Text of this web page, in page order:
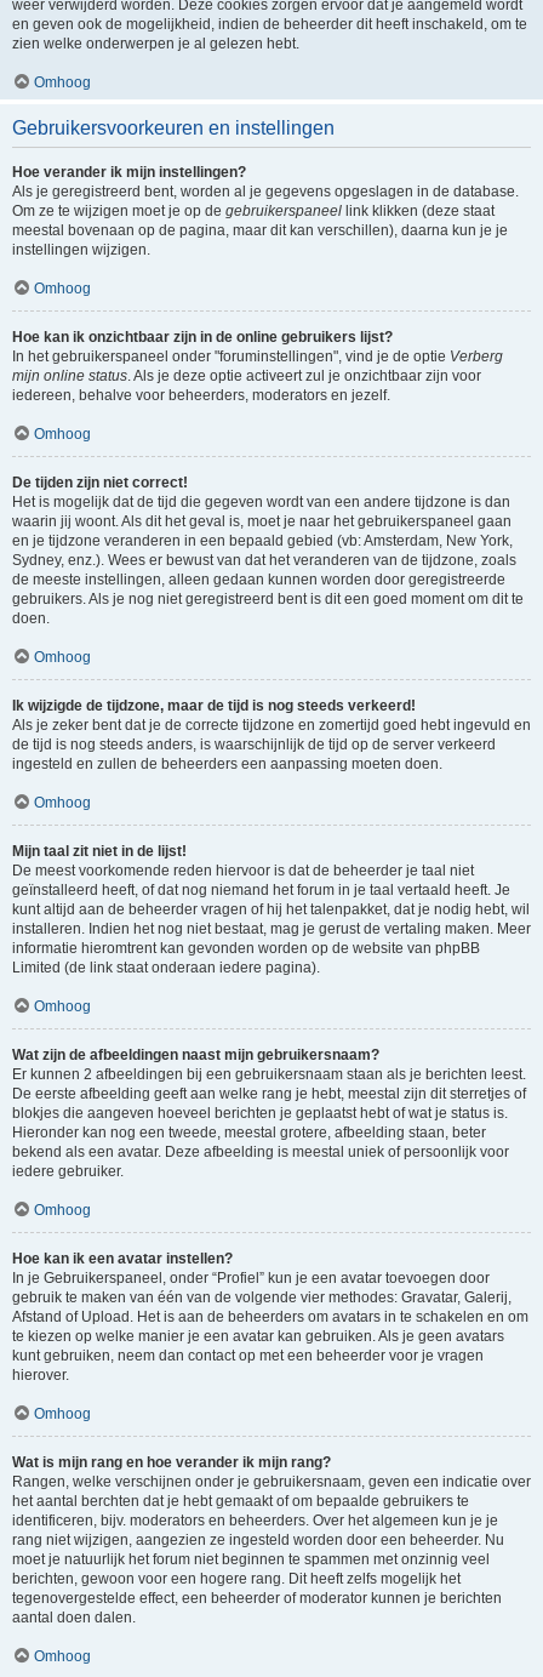
weer verwijderd worden. Deze cookies zorgen ervoor dat je aangemeld wordt
en geven ook de mogelijkheid, indien de beheerder dit heeft inschakeld, om te
zien welke onderwerpen je al gelezen hebt.
Omhoog
Gebruikersvoorkeuren en instellingen
Hoe verander ik mijn instellingen?
Als je geregistreerd bent, worden al je gegevens opgeslagen in de database.
Om ze te wijzigen moet je op de gebruikerspaneel link klikken (deze staat
meestal bovenaan op de pagina, maar dit kan verschillen), daarna kun je je
instellingen wijzigen.
Omhoog
Hoe kan ik onzichtbaar zijn in de online gebruikers lijst?
In het gebruikerspaneel onder "foruminstellingen", vind je de optie Verberg
mijn online status. Als je deze optie activeert zul je onzichtbaar zijn voor
iedereen, behalve voor beheerders, moderators en jezelf.
Omhoog
De tijden zijn niet correct!
Het is mogelijk dat de tijd die gegeven wordt van een andere tijdzone is dan
waarin jij woont. Als dit het geval is, moet je naar het gebruikerspaneel gaan
en je tijdzone veranderen in een bepaald gebied (vb: Amsterdam, New York,
Sydney, enz.). Wees er bewust van dat het veranderen van de tijdzone, zoals
de meeste instellingen, alleen gedaan kunnen worden door geregistreerde
gebruikers. Als je nog niet geregistreerd bent is dit een goed moment om dit te
doen.
Omhoog
Ik wijzigde de tijdzone, maar de tijd is nog steeds verkeerd!
Als je zeker bent dat je de correcte tijdzone en zomertijd goed hebt ingevuld en
de tijd is nog steeds anders, is waarschijnlijk de tijd op de server verkeerd
ingesteld en zullen de beheerders een aanpassing moeten doen.
Omhoog
Mijn taal zit niet in de lijst!
De meest voorkomende reden hiervoor is dat de beheerder je taal niet
geïnstalleerd heeft, of dat nog niemand het forum in je taal vertaald heeft. Je
kunt altijd aan de beheerder vragen of hij het talenpakket, dat je nodig hebt, wil
installeren. Indien het nog niet bestaat, mag je gerust de vertaling maken. Meer
informatie hieromtrent kan gevonden worden op de website van phpBB
Limited (de link staat onderaan iedere pagina).
Omhoog
Wat zijn de afbeeldingen naast mijn gebruikersnaam?
Er kunnen 2 afbeeldingen bij een gebruikersnaam staan als je berichten leest.
De eerste afbeelding geeft aan welke rang je hebt, meestal zijn dit sterretjes of
blokjes die aangeven hoeveel berichten je geplaatst hebt of wat je status is.
Hieronder kan nog een tweede, meestal grotere, afbeelding staan, beter
bekend als een avatar. Deze afbeelding is meestal uniek of persoonlijk voor
iedere gebruiker.
Omhoog
Hoe kan ik een avatar instellen?
In je Gebruikerspaneel, onder “Profiel” kun je een avatar toevoegen door
gebruik te maken van één van de volgende vier methodes: Gravatar, Galerij,
Afstand of Upload. Het is aan de beheerders om avatars in te schakelen en om
te kiezen op welke manier je een avatar kan gebruiken. Als je geen avatars
kunt gebruiken, neem dan contact op met een beheerder voor je vragen
hierover.
Omhoog
Wat is mijn rang en hoe verander ik mijn rang?
Rangen, welke verschijnen onder je gebruikersnaam, geven een indicatie over
het aantal berchten dat je hebt gemaakt of om bepaalde gebruikers te
identificeren, bijv. moderators en beheerders. Over het algemeen kun je je
rang niet wijzigen, aangezien ze ingesteld worden door een beheerder. Nu
moet je natuurlijk het forum niet beginnen te spammen met onzinnig veel
berichten, gewoon voor een hogere rang. Dit heeft zelfs mogelijk het
tegenovergestelde effect, een beheerder of moderator kunnen je berichten
aantal doen dalen.
Omhoog